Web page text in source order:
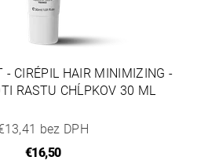
- CIRÉPIL HAIR MINIMIZING -
RASTU CHĹPKOV 30 ML
bez DPH
€16,50